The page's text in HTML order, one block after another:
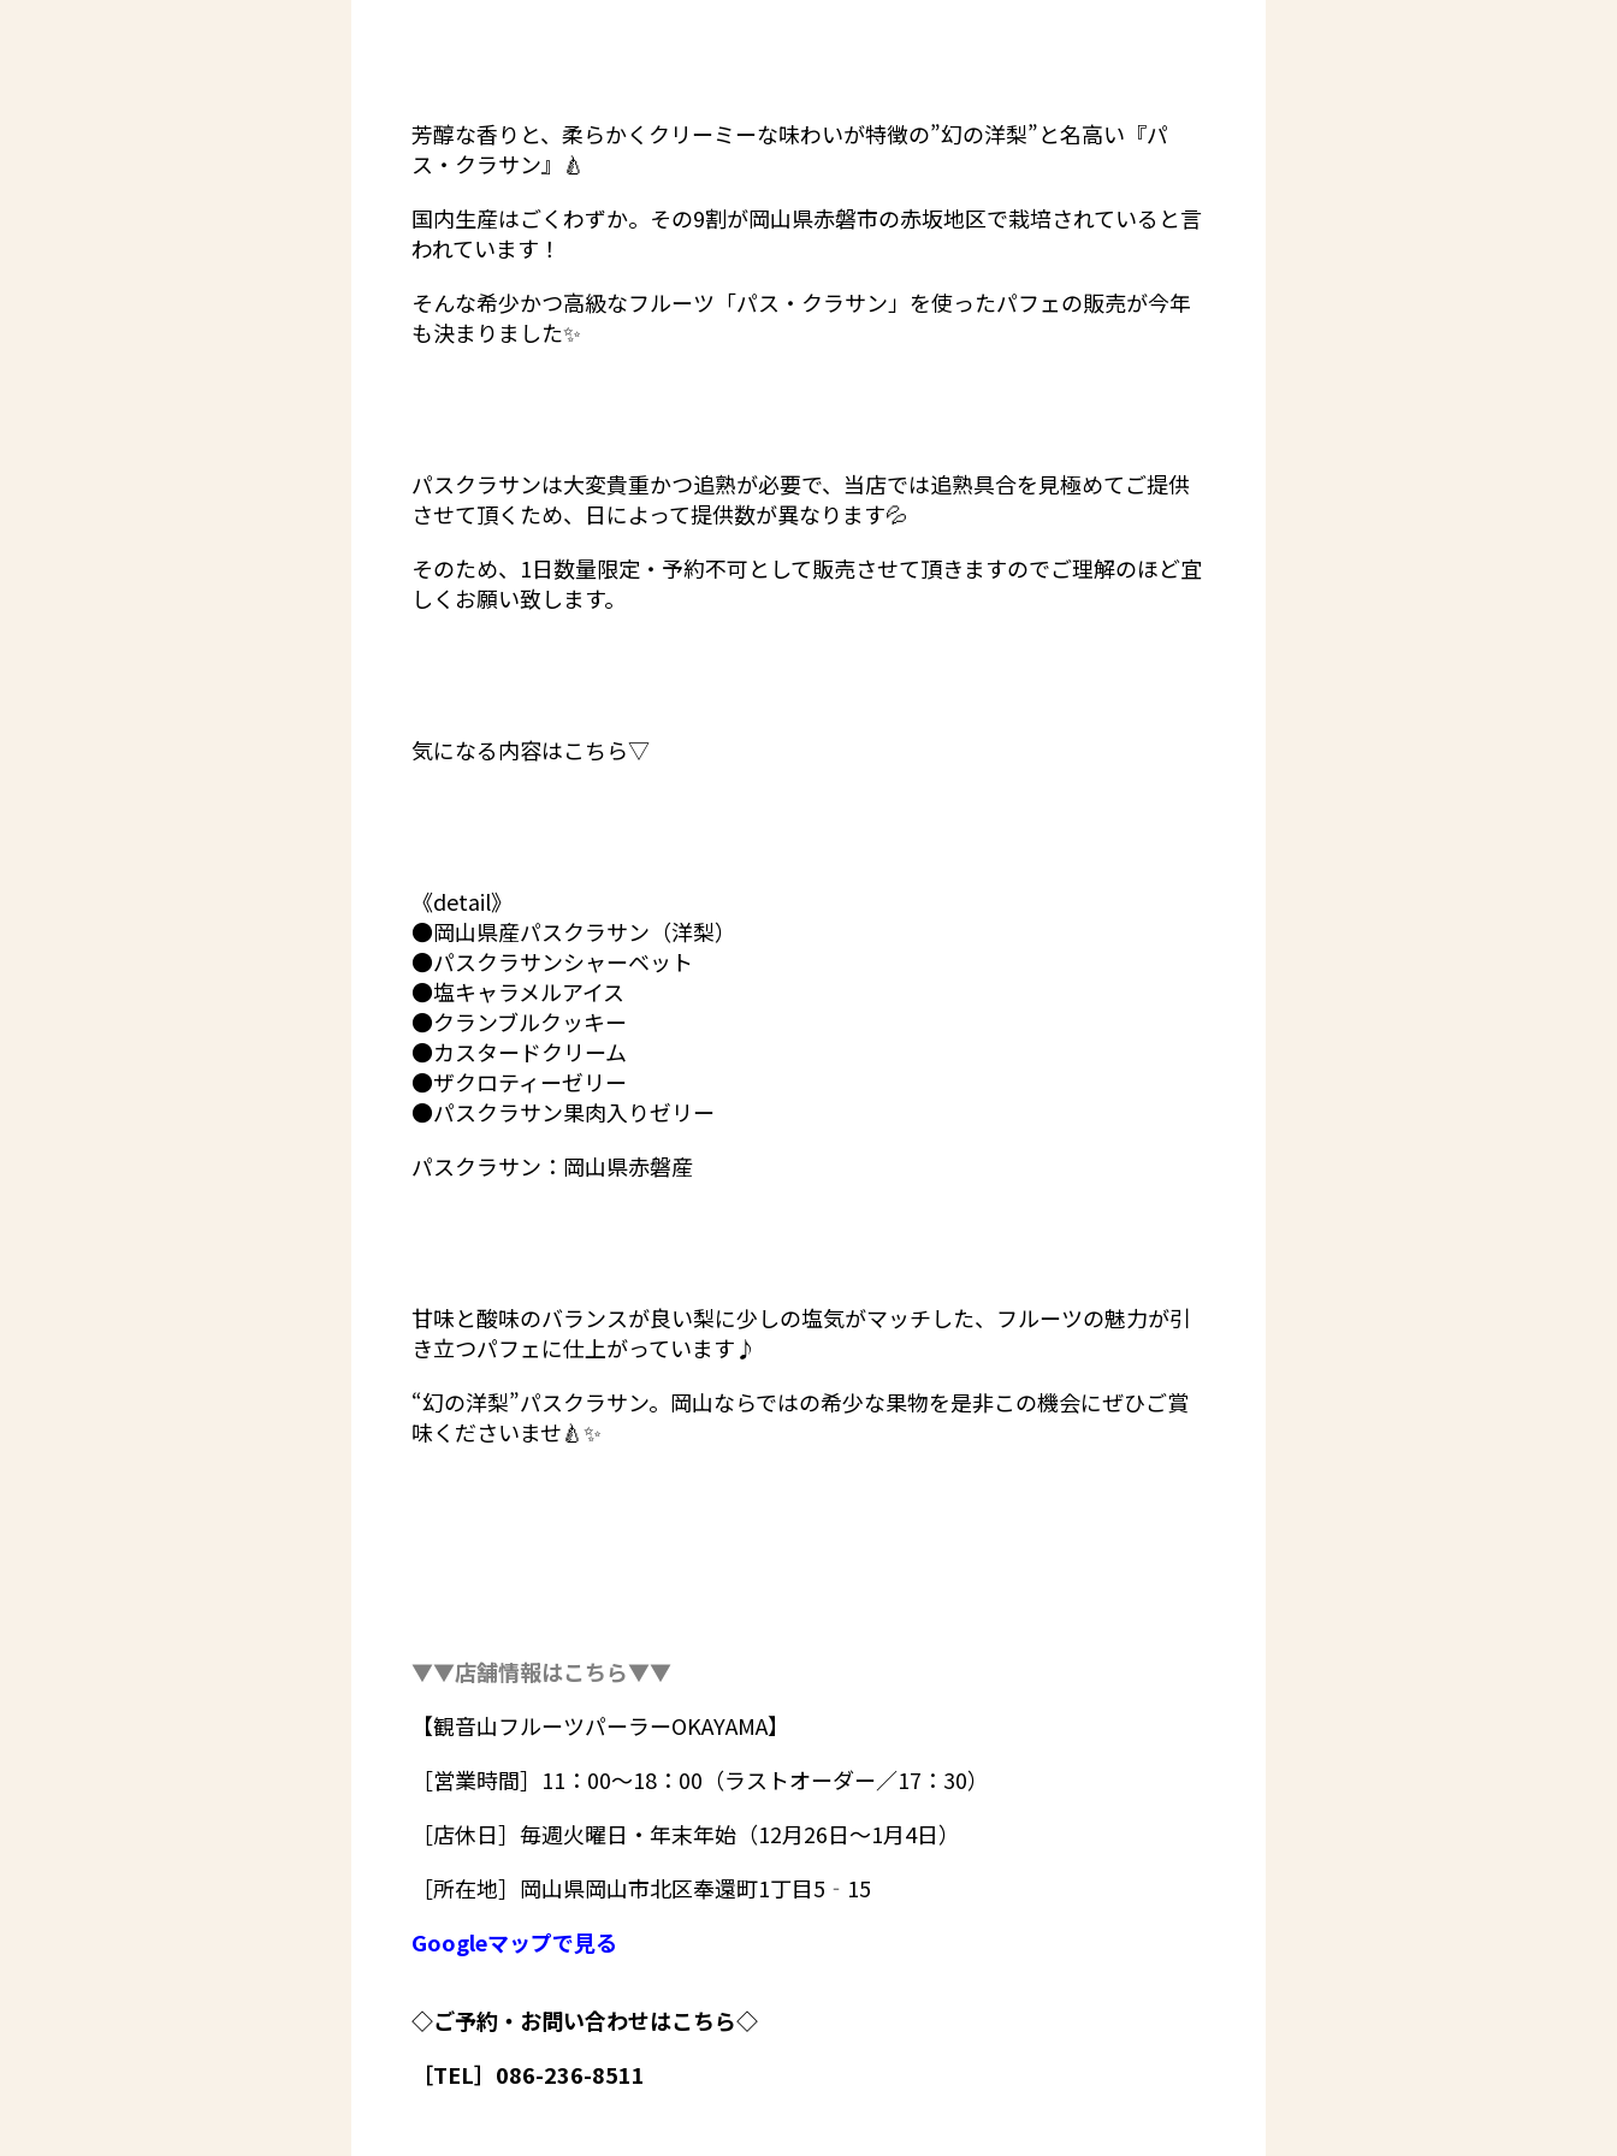
芳醇な香りと、柔らかくクリーミーな味わいが特徴の”幻の洋梨”と名高い『パ
ス・クラサン』🍐
国内生産はごくわずか。その9割が岡山県赤磐市の赤坂地区で栽培されていると言
われています！
そんな希少かつ高級なフルーツ「パス・クラサン」を使ったパフェの販売が今年
も決まりました✨
パスクラサンは大変貴重かつ追熟が必要で、当店では追熟具合を見極めてご提供
させて頂くため、日によって提供数が異なります💦
そのため、1日数量限定・予約不可として販売させて頂きますのでご理解のほど宜
しくお願い致します。
気になる内容はこちら▽
《detail》
●岡山県産パスクラサン（洋梨）
●パスクラサンシャーベット
●塩キャラメルアイス
●クランブルクッキー
●カスタードクリーム
●ザクロティーゼリー
●パスクラサン果肉入りゼリー
パスクラサン：岡山県赤磐産
甘味と酸味のバランスが良い梨に少しの塩気がマッチした、フルーツの魅力が引
き立つパフェに仕上がっています♪
“幻の洋梨”パスクラサン。岡山ならではの希少な果物を是非この機会にぜひご賞
味くださいませ🍐✨
▼▼店舗情報はこちら▼▼
【観音山フルーツパーラーOKAYAMA】
［営業時間］11：00～18：00（ラストオーダー／17：30）
［店休日］毎週火曜日・年末年始（12月26日～1月4日）
［所在地］岡山県岡山市北区奉還町1丁目5‐15
Googleマップで見る
◇ご予約・お問い合わせはこちら◇
［TEL］086-236-8511